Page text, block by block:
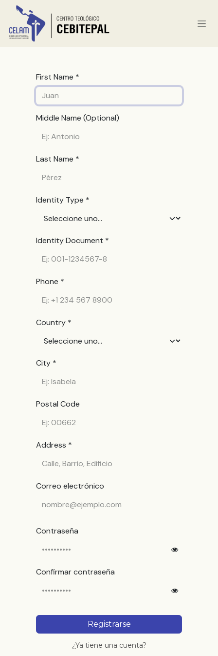
Ir al contenido
First Name *
Middle Name (Optional)
Last Name *
Identity Type *
Identity Document *
Phone *
Country *
City *
Postal Code
Address *
Correo electrónico
Contraseña
Confirmar contraseña
Registrarse
¿Ya tiene una cuenta?